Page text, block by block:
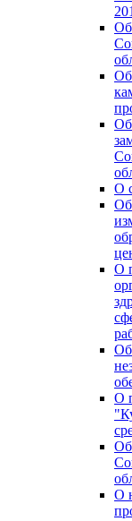
Об
Об
Об
О
Об
О
О
О